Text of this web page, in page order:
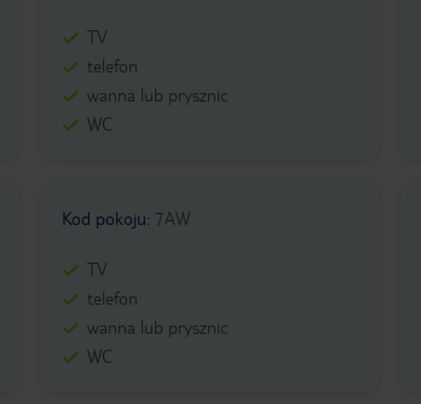
TV
telefon
wanna lub prysznic
WC
Kod pokoju: 7AW
TV
telefon
wanna lub prysznic
WC